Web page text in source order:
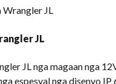
Wrangler JL
JL
JL nga magaan nga
espesyal nga disenyo